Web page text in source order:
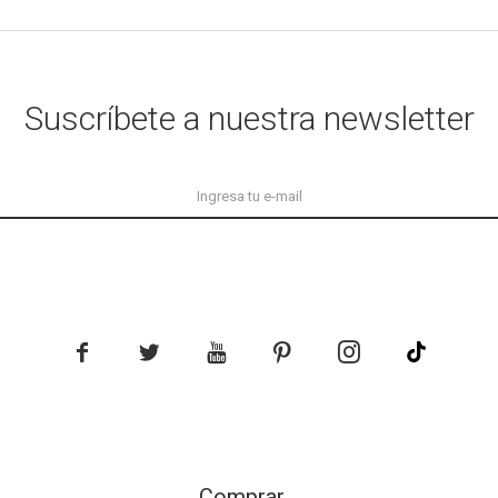
Suscríbete a nuestra newsletter
    